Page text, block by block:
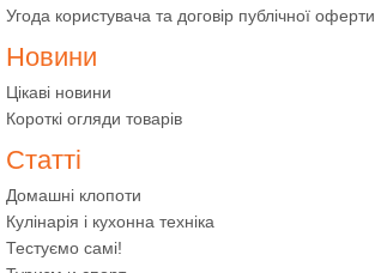
Угода користувача та договір публічної оферти
Новини
Цікаві новини
Короткі огляди товарів
Статті
Домашні клопоти
Кулінарія і кухонна техніка
Тестуємо самі!